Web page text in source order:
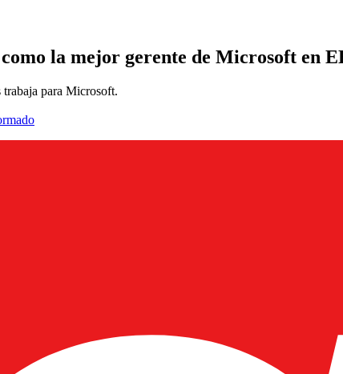
la mejor gerente de Microsoft en
trabaja para Microsoft.